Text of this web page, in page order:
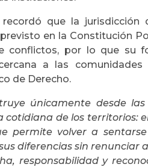
que la jurisdicción
en la Constitución
conflictos, por lo que su
a las
de Derecho.
únicamente desde
de los territorios:
permite volver a
diferencias sin renunciar
responsabilidad y